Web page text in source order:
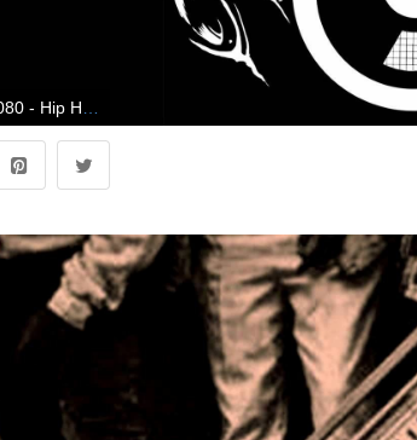
1920x1080 - Hip Hop Wallpapers HD (más de 72 imágenes). Fondo para computadora HD 1080p de hip hop.